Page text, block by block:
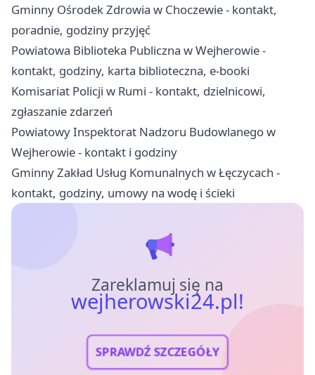
Gminny Ośrodek Zdrowia w Choczewie - kontakt,
poradnie, godziny przyjęć
Powiatowa Biblioteka Publiczna w Wejherowie -
kontakt, godziny, karta biblioteczna, e-booki
Komisariat Policji w Rumi - kontakt, dzielnicowi,
zgłaszanie zdarzeń
Powiatowy Inspektorat Nadzoru Budowlanego w
Wejherowie - kontakt i godziny
Gminny Zakład Usług Komunalnych w Łęczycach -
kontakt, godziny, umowy na wodę i ścieki
Zareklamuj się na
wejherowski24.pl!
SPRAWDŹ SZCZEGÓŁY